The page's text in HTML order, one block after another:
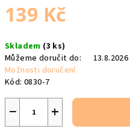
139 Kč
cena:
Skladem (3 ks)
Můžeme doručit do:
13.8.2026
Možnosti doručení
Kód: 0830-7
+
−